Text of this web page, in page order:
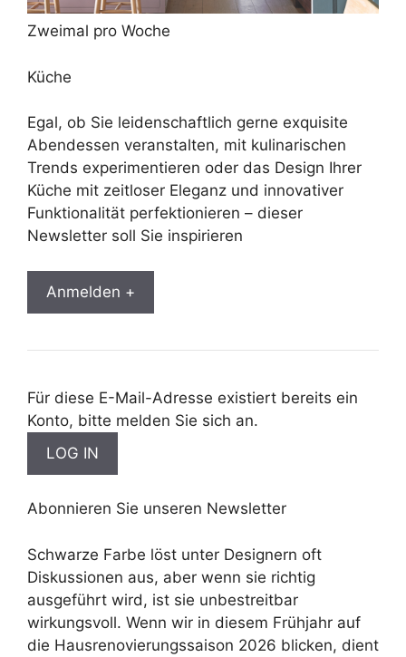
Zweimal pro Woche
Küche
Egal, ob Sie leidenschaftlich gerne exquisite
Abendessen veranstalten, mit kulinarischen
Trends experimentieren oder das Design Ihrer
Küche mit zeitloser Eleganz und innovativer
Funktionalität perfektionieren – dieser
Newsletter soll Sie inspirieren
Anmelden +
Für diese E-Mail-Adresse existiert bereits ein
Konto, bitte melden Sie sich an.
Abonnieren Sie unseren Newsletter
Schwarze Farbe löst unter Designern oft
Diskussionen aus, aber wenn sie richtig
ausgeführt wird, ist sie unbestreitbar
wirkungsvoll. Wenn wir in diesem Frühjahr auf
die Hausrenovierungssaison 2026 blicken, dient